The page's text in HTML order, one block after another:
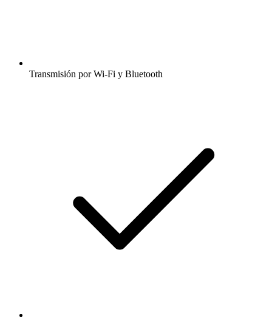
Transmisión por Wi-Fi y Bluetooth